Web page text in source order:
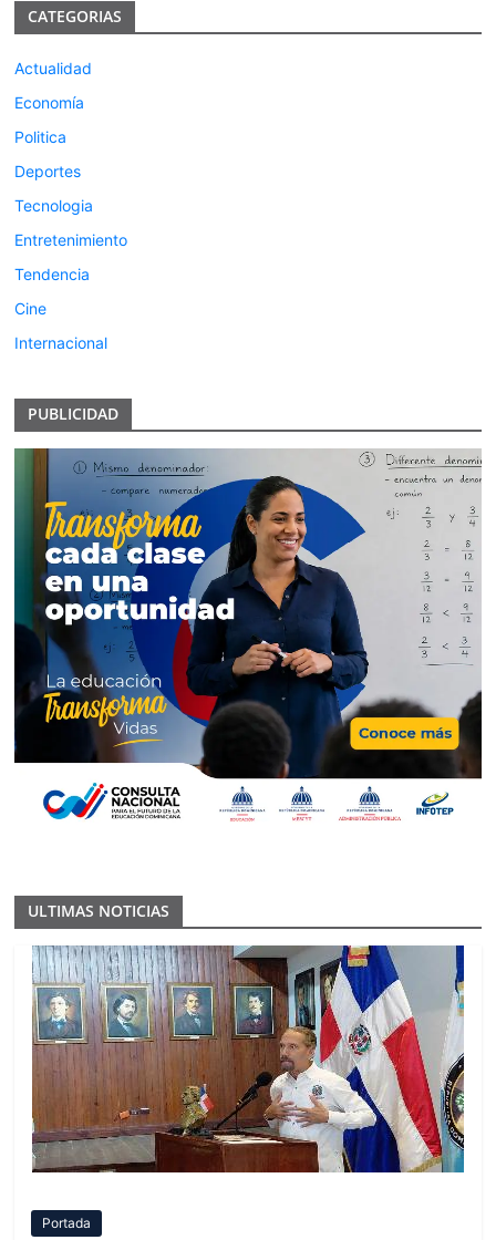
CATEGORIAS
Actualidad
Economía
Politica
Deportes
Tecnologia
Entretenimiento
Tendencia
Cine
Internacional
PUBLICIDAD
ULTIMAS NOTICIAS
Portada